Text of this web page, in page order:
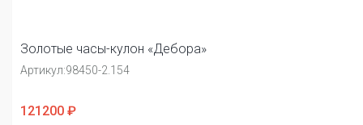
Золотые часы-кулон «Дебора»
Артикул:98450-2.154
121200 ₽